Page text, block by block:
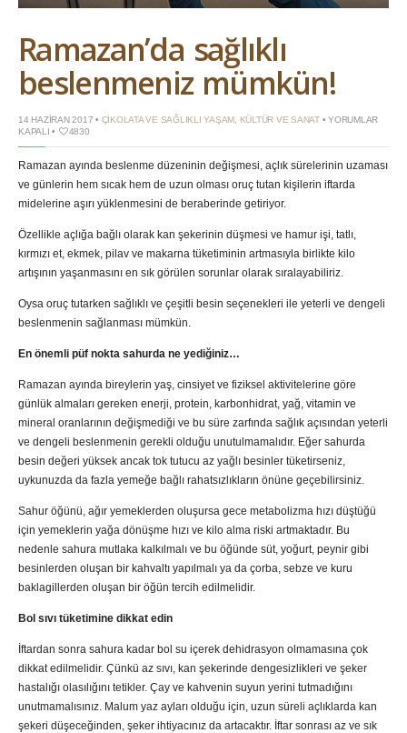
Ramazan’da sağlıklı
beslenmeniz mümkün!
14 HAZIRAN 2017 • ÇIKOLATA VE SAĞLIKLI YAŞAM KÜLTÜR VE SANAT• RAMAZAN’DA
IÇIN
YORUMLAR
KAPALI • 4830
Ramazan ayında beslenme düzeninin değişmesi, açlık sürelerinin uzaması
ve günlerin hem sıcak hem de uzun olması oruç tutan kişilerin iftarda
midelerine aşırı yüklenmesini de beraberinde getiriyor.
Özellikle açlığa bağlı olarak kan şekerinin düşmesi ve hamur işi, tatlı,
kırmızı et, ekmek, pilav ve makarna tüketiminin artmasıyla birlikte kilo
artışının yaşanmasını en sık görülen sorunlar olarak sıralayabiliriz.
Oysa oruç tutarken sağlıklı ve çeşitli besin seçenekleri ile yeterli ve dengeli
beslenmenin sağlanması mümkün.
En önemli püf nokta sahurda ne yediğiniz…
Ramazan ayında bireylerin yaş, cinsiyet ve fiziksel aktivitelerine göre
günlük almaları gereken enerji, protein, karbonhidrat, yağ, vitamin ve
mineral oranlarının değişmediği ve bu süre zarfında sağlık açısından yeterli
ve dengeli beslenmenin gerekli olduğu unutulmamalıdır. Eğer sahurda
besin değeri yüksek ancak tok tutucu az yağlı besinler tüketirseniz,
uykunuzda da fazla yemeğe bağlı rahatsızlıkların önüne geçebilirsiniz.
Sahur öğünü, ağır yemeklerden oluşursa gece metabolizma hızı düştüğü
için yemeklerin yağa dönüşme hızı ve kilo alma riski artmaktadır. Bu
nedenle sahura mutlaka kalkılmalı ve bu öğünde süt, yoğurt, peynir gibi
besinlerden oluşan bir kahvaltı yapılmalı ya da çorba, sebze ve kuru
baklagillerden oluşan bir öğün tercih edilmelidir.
Bol sıvı tüketimine dikkat edin
İftardan sonra sahura kadar bol su içerek dehidrasyon olmamasına çok
dikkat edilmelidir. Çünkü az sıvı, kan şekerinde dengesizlikleri ve şeker
hastalığı olasılığını tetikler. Çay ve kahvenin suyun yerini tutmadığını
unutmamalısınız. Malum yaz ayları olduğu için, uzun süreli açlıklarda kan
şekeri düşeceğinden, şeker ihtiyacınız da artacaktır. İftar sonrası az ve sık